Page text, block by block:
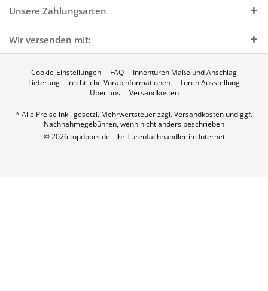
Unsere Zahlungsarten
Wir versenden mit:
Cookie-Einstellungen FAQ
Innentüren Maße und Anschlag
Lieferung
rechtliche Vorabinformationen
Türen Ausstellung
Über uns
Versandkosten
* Alle Preise inkl. gesetzl. Mehrwertsteuer zzgl.Versandkosten und ggf.
Nachnahmegebühren, wenn nicht anders beschrieben
© 2026 topdoors.de - Ihr Türenfachhändler im Internet